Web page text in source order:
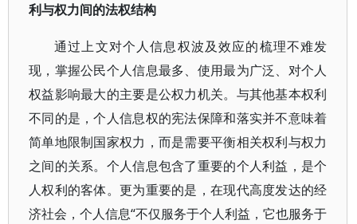
利与权力间的法权结构
通过上文对个人信息权波及效应的梳理不难发
现，掌握公民个人信息最多、使用最为广泛、对个人
权益影响最大的主要是公权力机关。与其他基本权利
不同的是，个人信息权的宪法保障和落实并不意味着
简单地限制国家权力，而是需要平衡相关权利与权力
之间的关系。个人信息包含了重要的个人利益，是个
人权利的客体。更为重要的是，在现代高度发达的经
济社会，个人信息“不仅服务于个人利益，它也服务于